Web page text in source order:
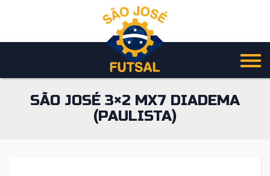
o
SÃO JOSÉ 3×2 MX7 DIADEMA
(PAULISTA)